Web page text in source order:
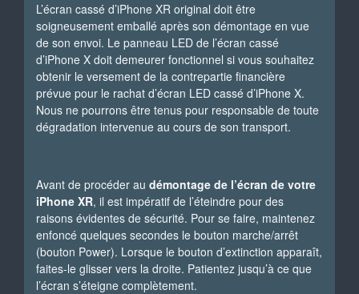
L’écran cassé d’iPhone XR original doit être
soigneusement emballé après son démontage en vue
de son envoi. Le panneau LED de l’écran cassé
d’iPhone X doit demeurer fonctionnel si vous souhaitez
obtenir le versement de la contrepartie financière
prévue pour le rachat d’écran LED cassé d’iPhone X.
Nous ne pourrons être tenus pour responsable de toute
dégradation intervenue au cours de son transport.
Avant de procéder au démontage de l’écran de votre
iPhone XR, il est impératif de l’éteindre pour des
raisons évidentes de sécurité. Pour se faire, maintenez
enfoncé quelques secondes le bouton marche/arrêt
(bouton Power). Lorsque le bouton d’extinction apparaît,
faites-le glisser vers la droite. Patientez jusqu’à ce que
l’écran s’éteigne complètement.